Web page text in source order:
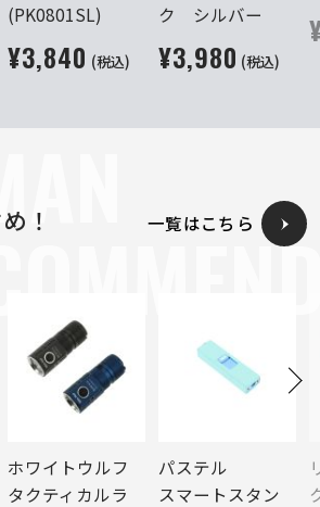
(PK0801SL)
¥3,840 (税込)
ク シルバー
¥3,980 (税込)
！
ホワイトウルフ
タクティカルラ
パステル
スマートスタン
一覧はこちら